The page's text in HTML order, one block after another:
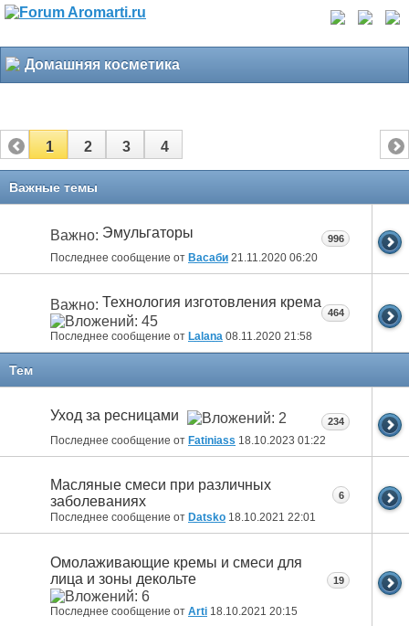
Домашняя косметика
1 2 3 4
Важные темы
Важно: Эмульгаторы
Последнее сообщение от Васаби 21.11.2020 06:20
996
Важно: Технология изготовления крема
Последнее сообщение от Lalana 08.11.2020 21:58
464
Тем
Уход за ресницами
Последнее сообщение от Fatiniass 18.10.2023 01:22
234
Масляные смеси при различных
заболеваниях
Последнее сообщение от Datsko 18.10.2021 22:01
6
Омолаживающие кремы и смеси для
лица и зоны декольте
Последнее сообщение от Arti 18.10.2021 20:15
19